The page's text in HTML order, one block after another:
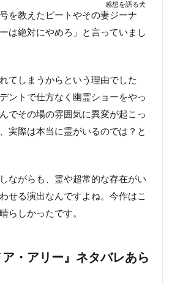
感想を語る犬
を教えたピートやその妻ジーナ
は絶対にやめろ」と言っていまし
てしまうからという理由でした
ントで仕方なく幽霊ショーをやっ
でその場の雰囲気に異変が起こっ
実際は本当に霊がいるのでは？と
ながらも、霊や超常的な存在がい
せる演出なんですよね。今作はこ
らしかったです。
・アリー』ネタバレあら